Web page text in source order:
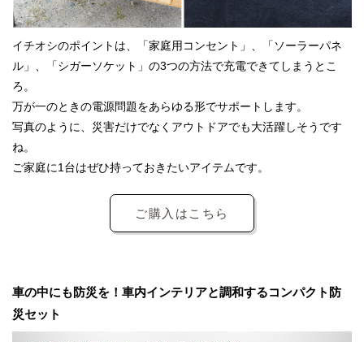
イチオシのポイントは、「家庭用コンセント」、「ソーラーパネ
ル」、「シガーソケット」の3つの方法で充電できてしまうとこ
ろ。
万が一のときの電源問題をあらゆる形でサポートします。
写真のように、災害だけでなくアウトドアでも大活躍しそうです
ね。
ご家庭に1台はぜひ持っておきたいアイテムです。
ご購入はこちら
車の中にも防災を！車内インテリアと調和するコンパクト防
災セット